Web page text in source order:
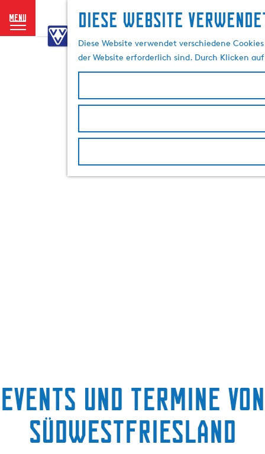
Diese website
Diese Website verwendet verschiedene
der Website erforderlich sind. Durch Klicken
menu
G
e
Events und Termine von
Südwestfriesland